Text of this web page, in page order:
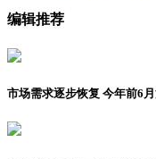
编辑推荐
市场需求逐步恢复 今年前6